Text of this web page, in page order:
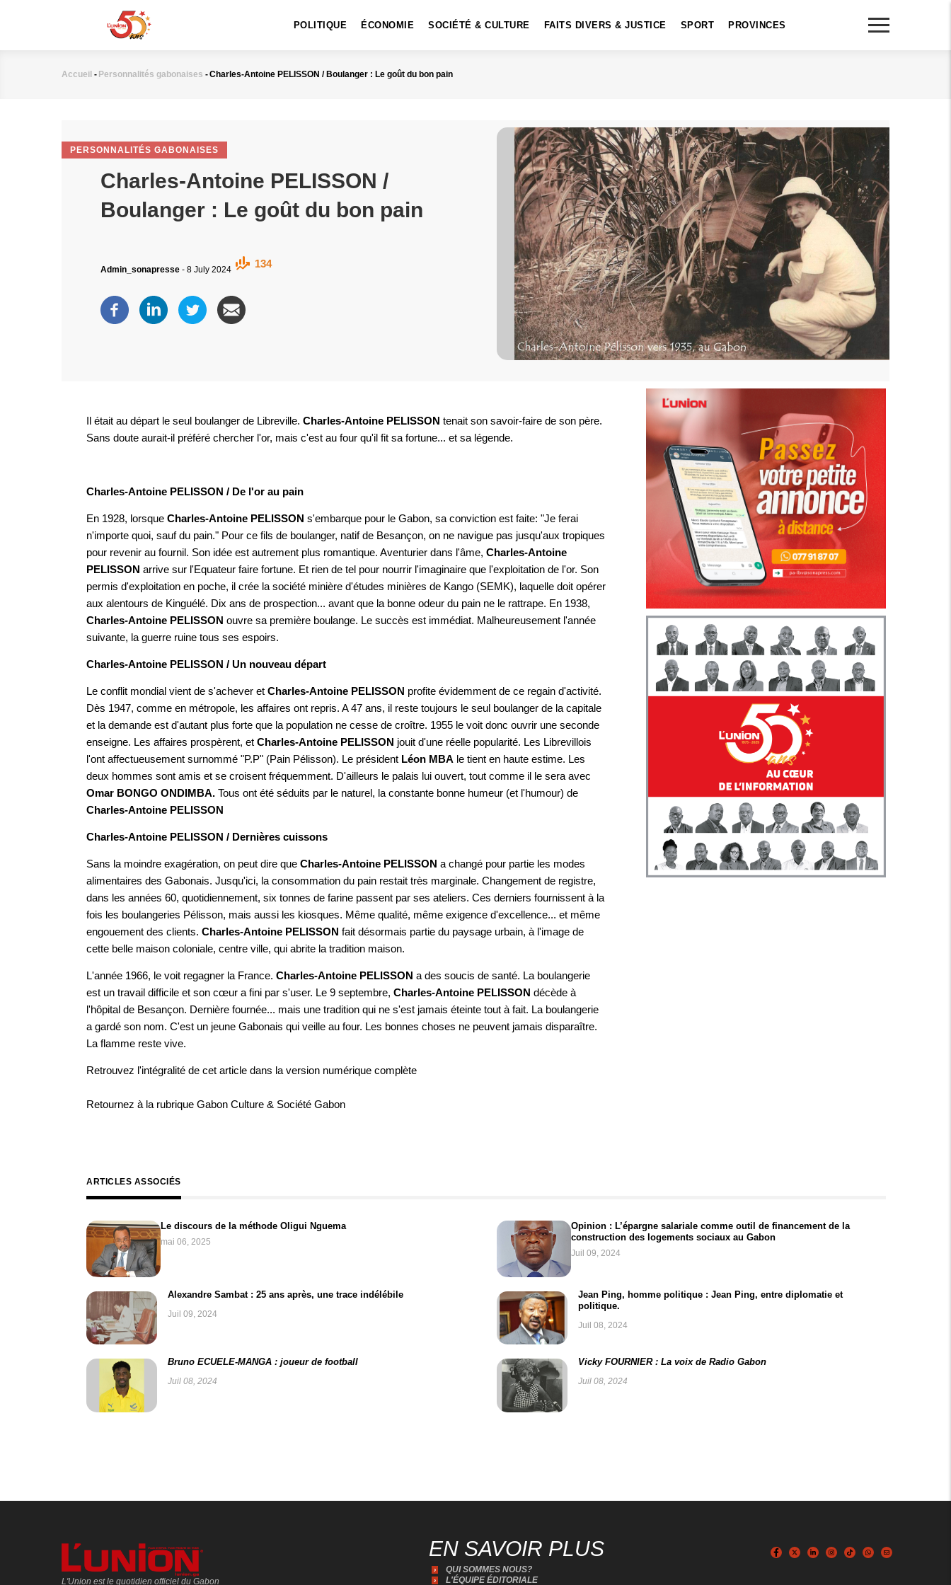
POLITIQUE ÉCONOMIE SOCIÉTÉ & CULTURE FAITS DIVERS & JUSTICE SPORT PROVINCES
Fil
Accueil - Personnalités gabonaises -Charles-Antoine PELISSON / Boulanger : Le goût du bon pain
PERSONNALITÉS GABONAISES
Charles-Antoine PELISSON /
Boulanger : Le goût du bon pain
Admin_sonapresse - 8 July 2024
134
Il était au départ le seul boulanger de Libreville. Charles-Antoine PELISSON tenait son savoir-faire de son père.
Sans doute aurait-il préféré chercher l'or, mais c'est au four qu'il fit sa fortune... et sa légende.
Charles-Antoine PELISSON / De l'or au pain
En 1928, lorsque Charles-Antoine PELISSON s'embarque pour le Gabon, sa conviction est faite: "Je ferai
n'importe quoi, sauf du pain." Pour ce fils de boulanger, natif de Besançon, on ne navigue pas jusqu'aux tropiques
pour revenir au fournil. Son idée est autrement plus romantique. Aventurier dans l'âme, Charles-Antoine
PELISSON arrive sur l'Equateur faire fortune. Et rien de tel pour nourrir l'imaginaire que l'exploitation de l'or. Son
permis d'exploitation en poche, il crée la société minière d'études minières de Kango (SEMK), laquelle doit opérer
aux alentours de Kinguélé. Dix ans de prospection... avant que la bonne odeur du pain ne le rattrape. En 1938,
Charles-Antoine PELISSON ouvre sa première boulange. Le succès est immédiat. Malheureusement l'année
suivante, la guerre ruine tous ses espoirs.
Charles-Antoine PELISSON / Un nouveau départ
Le conflit mondial vient de s'achever et Charles-Antoine PELISSON profite évidemment de ce regain d'activité.
Dès 1947, comme en métropole, les affaires ont repris. A 47 ans, il reste toujours le seul boulanger de la capitale
et la demande est d'autant plus forte que la population ne cesse de croître. 1955 le voit donc ouvrir une seconde
enseigne. Les affaires prospèrent, et Charles-Antoine PELISSON jouit d'une réelle popularité. Les Librevillois
l'ont affectueusement surnommé "P.P" (Pain Pélisson). Le président Léon MBA le tient en haute estime. Les
deux hommes sont amis et se croisent fréquemment. D'ailleurs le palais lui ouvert, tout comme il le sera avec
Omar BONGO ONDIMBA. Tous ont été séduits par le naturel, la constante bonne humeur (et l'humour) de
Charles-Antoine PELISSON
Charles-Antoine PELISSON / Dernières cuissons
Sans la moindre exagération, on peut dire que Charles-Antoine PELISSON a changé pour partie les modes
alimentaires des Gabonais. Jusqu'ici, la consommation du pain restait très marginale. Changement de registre,
dans les années 60, quotidiennement, six tonnes de farine passent par ses ateliers. Ces derniers fournissent à la
fois les boulangeries Pélisson, mais aussi les kiosques. Même qualité, même exigence d'excellence... et même
engouement des clients. Charles-Antoine PELISSON fait désormais partie du paysage urbain, à l'image de
cette belle maison coloniale, centre ville, qui abrite la tradition maison.
L'année 1966, le voit regagner la France. Charles-Antoine PELISSON a des soucis de santé. La boulangerie
est un travail difficile et son cœur a fini par s'user. Le 9 septembre, Charles-Antoine PELISSON décède à
l'hôpital de Besançon. Dernière fournée... mais une tradition qui ne s'est jamais éteinte tout à fait. La boulangerie
a gardé son nom. C'est un jeune Gabonais qui veille au four. Les bonnes choses ne peuvent jamais disparaître.
La flamme reste vive.
Retrouvez l'intégralité de cet article dans la version numérique complète
Retournez à la rubrique Gabon Culture & Société Gabon
ARTICLES ASSOCIÉS
Le discours de la méthode Oligui Nguema
mai 06, 2025
Opinion : L’épargne salariale comme outil de financement de la
construction des logements sociaux au Gabon
Juil 09, 2024
Alexandre Sambat : 25 ans après, une trace indélébile
Juil 09, 2024
Jean Ping, homme politique : Jean Ping, entre diplomatie et
politique.
Juil 08, 2024
Bruno ECUELE-MANGA : joueur de football
Juil 08, 2024
Vicky FOURNIER : La voix de Radio Gabon
Juil 08, 2024
L'Union est le quotidien officiel du Gabon
EN SAVOIR PLUS
QUI SOMMES NOUS?
L'ÉQUIPE ÉDITORIALE